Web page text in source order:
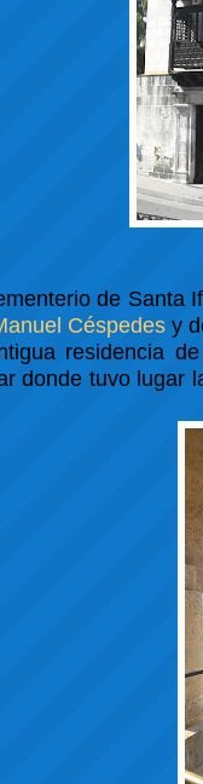
de Santa
Céspedes y
residencia
donde tuvo lugar